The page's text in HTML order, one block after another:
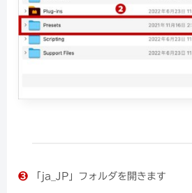
❸ 「ja_JP」フォルダを開きます